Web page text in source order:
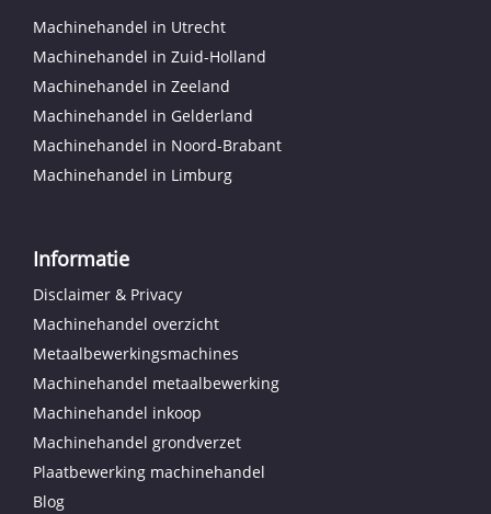
Machinehandel in Utrecht
Machinehandel in Zuid-Holland
Machinehandel in Zeeland
Machinehandel in Gelderland
Machinehandel in Noord-Brabant
Machinehandel in Limburg
Informatie
Disclaimer & Privacy
Machinehandel overzicht
Metaalbewerkingsmachines
Machinehandel metaalbewerking
Machinehandel inkoop
Machinehandel grondverzet
Plaatbewerking machinehandel
Blog